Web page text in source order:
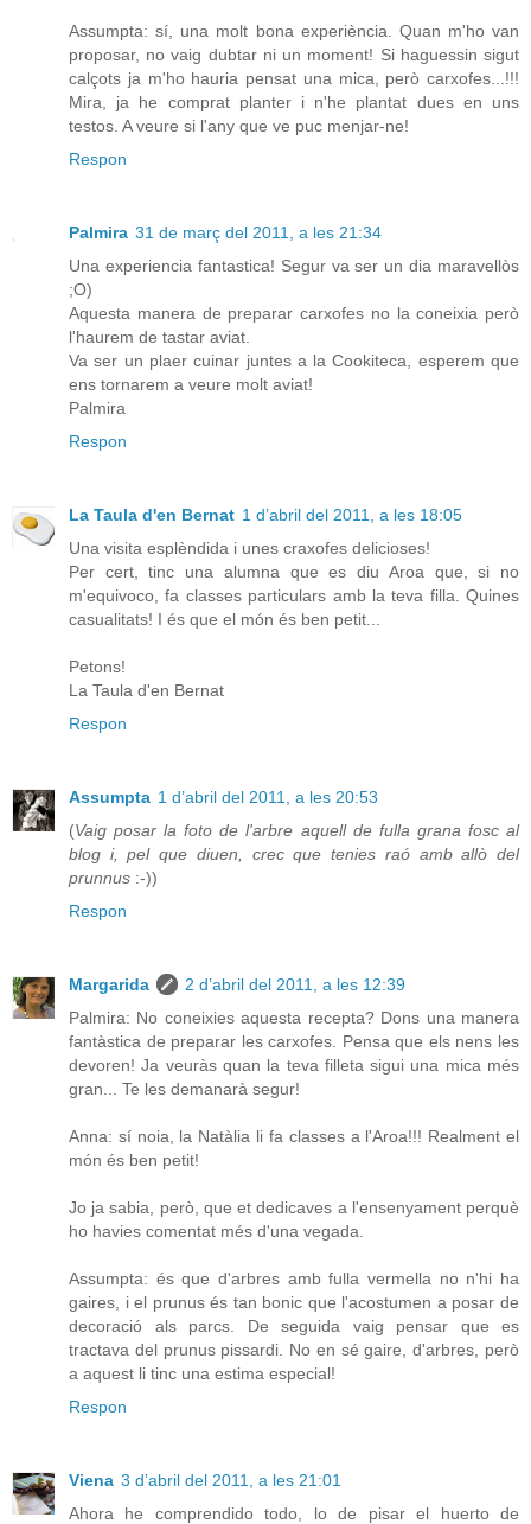
Assumpta: sí, una molt bona experiència. Quan m'ho van
proposar, no vaig dubtar ni un moment! Si haguessin sigut
calçots ja m'ho hauria pensat una mica, però carxofes...!!!
Mira, ja he comprat planter i n'he plantat dues en uns
testos. A veure si l'any que ve puc menjar-ne!
Respon
Palmira 31 de març del 2011, a les 21:34
Una experiencia fantastica! Segur va ser un dia maravellòs
;O)
Aquesta manera de preparar carxofes no la coneixia però
l'haurem de tastar aviat.
Va ser un plaer cuinar juntes a la Cookiteca, esperem que
ens tornarem a veure molt aviat!
Palmira
Respon
La Taula d'en Bernat 1 d’abril del 2011, a les 18:05
Una visita esplèndida i unes craxofes delicioses!
Per cert, tinc una alumna que es diu Aroa que, si no
m'equivoco, fa classes particulars amb la teva filla. Quines
casualitats! I és que el món és ben petit...
Petons!
La Taula d'en Bernat
Respon
Assumpta 1 d’abril del 2011, a les 20:53
(Vaig posar la foto de l'arbre aquell de fulla grana fosc al
blog i, pel que diuen, crec que tenies raó amb allò del
prunnus :-))
Respon
Margarida
2 d’abril del 2011, a les 12:39
Palmira: No coneixies aquesta recepta? Dons una manera
fantàstica de preparar les carxofes. Pensa que els nens les
devoren! Ja veuràs quan la teva filleta sigui una mica més
gran... Te les demanarà segur!
Anna: sí noia, la Natàlia li fa classes a l'Aroa!!! Realment el
món és ben petit!
Jo ja sabia, però, que et dedicaves a l'ensenyament perquè
ho havies comentat més d'una vegada.
Assumpta: és que d'arbres amb fulla vermella no n'hi ha
gaires, i el prunus és tan bonic que l'acostumen a posar de
decoració als parcs. De seguida vaig pensar que es
tractava del prunus pissardi. No en sé gaire, d'arbres, però
a aquest li tinc una estima especial!
Respon
Viena 3 d’abril del 2011, a les 21:01
Ahora he comprendido todo, lo de pisar el huerto de